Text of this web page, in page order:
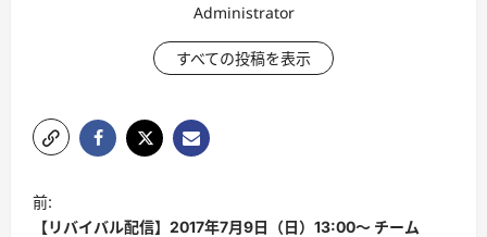
Administrator
すべての投稿を表示
投
稿
前:
【リバイバル配信】2017年7月9日（日）13:00〜 チーム